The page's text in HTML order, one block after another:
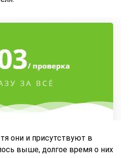
они и присутствуют в
выше, долгое время о них